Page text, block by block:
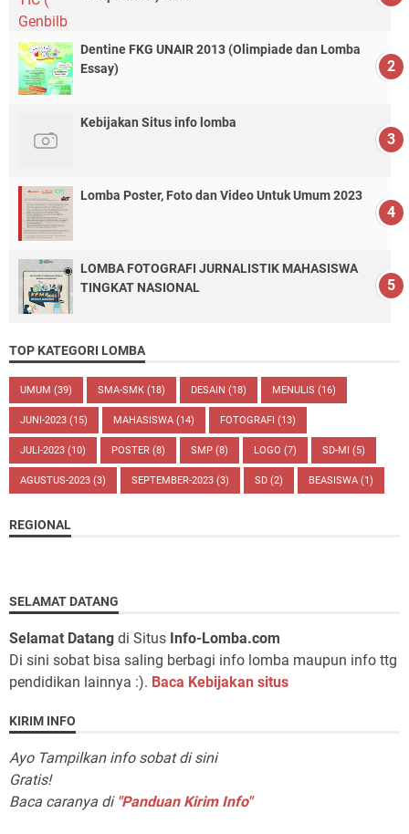
Dentine FKG UNAIR 2013 (Olimpiade dan Lomba
Essay)
Kebijakan Situs info lomba
Lomba Poster, Foto dan Video Untuk Umum 2023
LOMBA FOTOGRAFI JURNALISTIK MAHASISWA
TINGKAT NASIONAL
TOP KATEGORI LOMBA
UMUM (39) SMA-SMK (18) DESAIN (18) MENULIS (16)
JUNI-2023 (15) MAHASISWA (14) FOTOGRAFI (13)
JULI-2023 (10) POSTER (8) SMP (8) LOGO (7) SD-MI (5)
AGUSTUS-2023 (3) SEPTEMBER-2023 (3) SD (2) BEASISWA (1)
REGIONAL
SELAMAT DATANG
Selamat Datang di Situs Info-Lomba.com
Di sini sobat bisa saling berbagi info lomba maupun info ttg
pendidikan lainnya :). Baca Kebijakan situs
KIRIM INFO
Ayo Tampilkan info sobat di sini
Gratis!
Baca caranya di "Panduan Kirim Info"